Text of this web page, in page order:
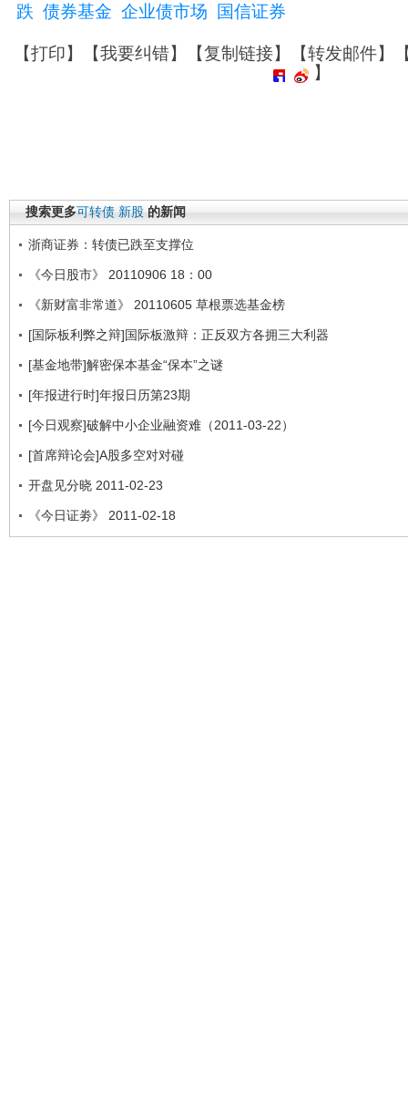
跌 债券基金 企业债市场 国信证券
【打印】【我要纠错】【复制链接】【转发邮件】
】
搜索更多可转债 新股 的新闻
浙商证券：转债已跌至支撑位
《今日股市》 20110906 18：00
《新财富非常道》 20110605 草根票选基金榜
[国际板利弊之辩]国际板激辩：正反双方各拥三大利器
[基金地带]解密保本基金“保本”之谜
[年报进行时]年报日历第23期
[今日观察]破解中小企业融资难（2011-03-22）
[首席辩论会]A股多空对对碰
开盘见分晓 2011-02-23
《今日证劵》 2011-02-18